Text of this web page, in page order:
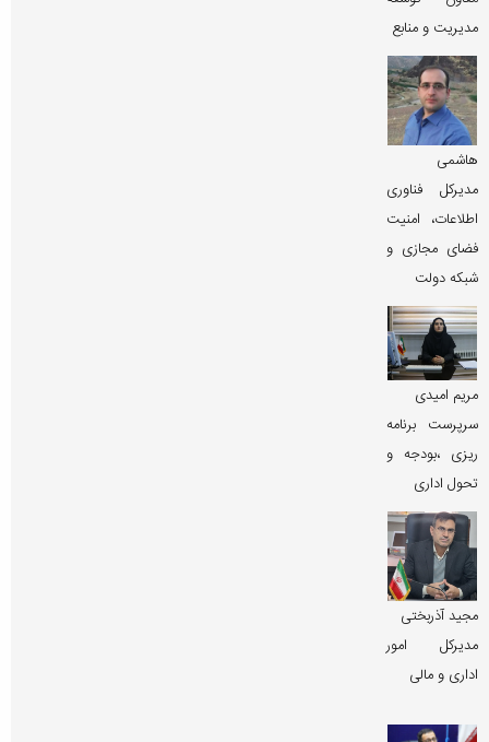
مدیریت و منابع
هاشمی
مدیرکل فناوری
اطلاعات، امنیت
فضای مجازی و
شبکه دولت
مریم امیدی
سرپرست برنامه
ریزی ،بودجه و
تحول اداری
مجید آذربختی
مدیرکل امور
اداری و مالی